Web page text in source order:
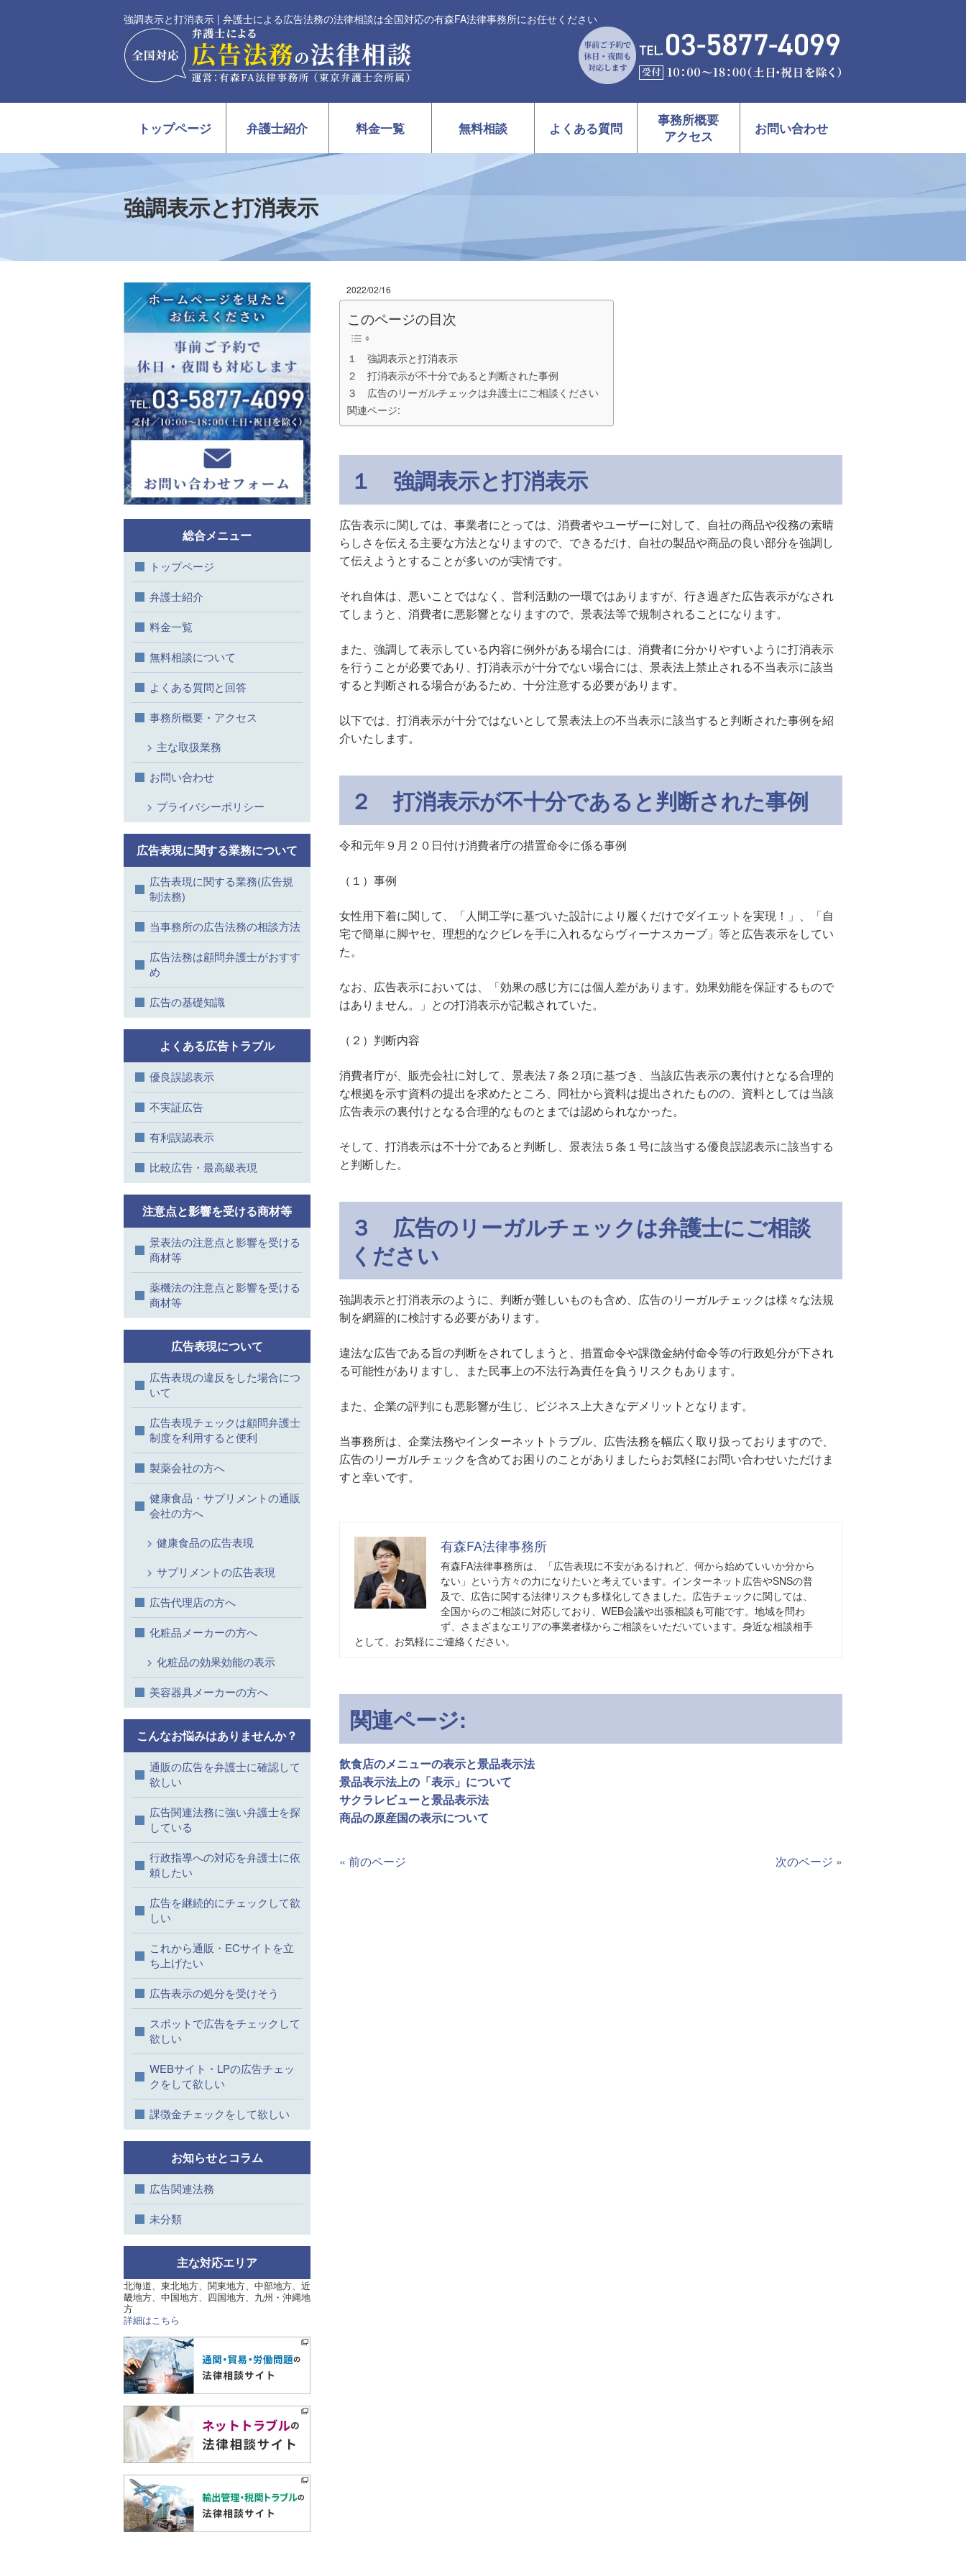
強調表示と打消表示 | 弁護士による広告法務の法律相談は全国対応の有森FA法律事務所にお任せください
トップページ 弁護士紹介 料金一覧 無料相談 よくある質問
事務所概要
アクセス
お問い合わせ
強調表示と打消表示
2022/02/16
このページの目次
１ 強調表示と打消表示
２ 打消表示が不十分であると判断された事例
３ 広告のリーガルチェックは弁護士にご相談ください
関連ページ:
１ 強調表示と打消表示
広告表示に関しては、事業者にとっては、消費者やユーザーに対して、自社の商品や役務の素晴
らしさを伝える主要な方法となりますので、できるだけ、自社の製品や商品の良い部分を強調し
て伝えようとすることが多いのが実情です。
それ自体は、悪いことではなく、営利活動の一環ではありますが、行き過ぎた広告表示がなされ
てしまうと、消費者に悪影響となりますので、景表法等で規制されることになります。
また、強調して表示している内容に例外がある場合には、消費者に分かりやすいように打消表示
を行うことが必要であり、打消表示が十分でない場合には、景表法上禁止される不当表示に該当
すると判断される場合があるため、十分注意する必要があります。
以下では、打消表示が十分ではないとして景表法上の不当表示に該当すると判断された事例を紹
介いたします。
２ 打消表示が不十分であると判断された事例
令和元年９月２０日付け消費者庁の措置命令に係る事例
（１）事例
女性用下着に関して、「人間工学に基づいた設計により履くだけでダイエットを実現！」、「自
宅で簡単に脚ヤセ、理想的なクビレを手に入れるならヴィーナスカーブ」等と広告表示をしてい
た。
なお、広告表示においては、「効果の感じ方には個人差があります。効果効能を保証するもので
はありません。」との打消表示が記載されていた。
（２）判断内容
消費者庁が、販売会社に対して、景表法７条２項に基づき、当該広告表示の裏付けとなる合理的
な根拠を示す資料の提出を求めたところ、同社から資料は提出されたものの、資料としては当該
広告表示の裏付けとなる合理的なものとまでは認められなかった。
そして、打消表示は不十分であると判断し、景表法５条１号に該当する優良誤認表示に該当する
と判断した。
３ 広告のリーガルチェックは弁護士にご相談
ください
強調表示と打消表示のように、判断が難しいものも含め、広告のリーガルチェックは様々な法規
制を網羅的に検討する必要があります。
違法な広告である旨の判断をされてしまうと、措置命令や課徴金納付命令等の行政処分が下され
る可能性がありますし、また民事上の不法行為責任を負うリスクもあります。
また、企業の評判にも悪影響が生じ、ビジネス上大きなデメリットとなります。
当事務所は、企業法務やインターネットトラブル、広告法務を幅広く取り扱っておりますので、
広告のリーガルチェックを含めてお困りのことがありましたらお気軽にお問い合わせいただけま
すと幸いです。
有森FA法律事務所
有森FA法律事務所は、「広告表現に不安があるけれど、何から始めていいか分から
ない」という方々の力になりたいと考えています。インターネット広告やSNSの普
及で、広告に関する法律リスクも多様化してきました。広告チェックに関しては、
全国からのご相談に対応しており、WEB会議や出張相談も可能です。地域を問わ
ず、さまざまなエリアの事業者様からご相談をいただいています。身近な相談相手
として、お気軽にご連絡ください。
関連ページ:
飲食店のメニューの表示と景品表示法
景品表示法上の「表示」について
サクラレビューと景品表示法
商品の原産国の表示について
« 前のページ 次のページ »
総合メニュー
トップページ
弁護士紹介
料金一覧
無料相談について
よくある質問と回答
事務所概要・アクセス
主な取扱業務
お問い合わせ
プライバシーポリシー
広告表現に関する業務について
広告表現に関する業務(広告規
制法務)
当事務所の広告法務の相談方法
広告法務は顧問弁護士がおすす
め
広告の基礎知識
よくある広告トラブル
優良誤認表示
不実証広告
有利誤認表示
比較広告・最高級表現
注意点と影響を受ける商材等
景表法の注意点と影響を受ける
商材等
薬機法の注意点と影響を受ける
商材等
広告表現について
広告表現の違反をした場合につ
いて
広告表現チェックは顧問弁護士
制度を利用すると便利
製薬会社の方へ
健康食品・サプリメントの通販
会社の方へ
健康食品の広告表現
サプリメントの広告表現
広告代理店の方へ
化粧品メーカーの方へ
化粧品の効果効能の表示
美容器具メーカーの方へ
こんなお悩みはありませんか？
通販の広告を弁護士に確認して
欲しい
広告関連法務に強い弁護士を探
している
行政指導への対応を弁護士に依
頼したい
広告を継続的にチェックして欲
しい
これから通販・ECサイトを立
ち上げたい
広告表示の処分を受けそう
スポットで広告をチェックして
欲しい
WEBサイト・LPの広告チェッ
クをして欲しい
課徴金チェックをして欲しい
お知らせとコラム
広告関連法務
未分類
主な対応エリア
北海道、東北地方、関東地方、中部地方、近
畿地方、中国地方、四国地方、九州・沖縄地
方
詳細はこちら